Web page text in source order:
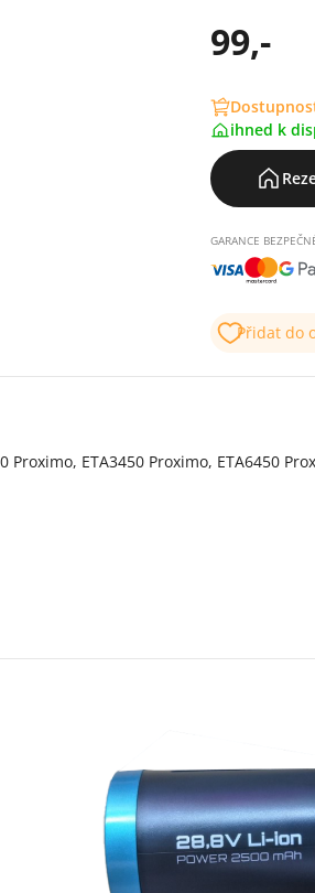
99,-
ihned k
GARANCE
Přidat do
ETA3450 Proximo, ETA6450